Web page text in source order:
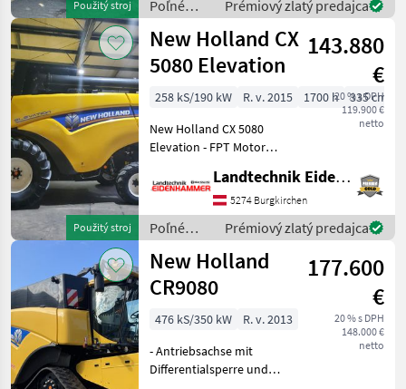
Použitý stroj
Höchstgeschwindigkeit
(km/h): 30; Art des
Dreschsyst
Poľné
zberové
stroje /
New
Holland
Prémiový zlatý predajca
Použitý stroj
New Holland CX
5080 Elevation
143.880
€
20 % s DPH
119.900 €
netto
258 kS/190 kW R. v. 2015 1700 h
335 cm
New Holland CX 5080
Elevation - FPT Motor
Schüttlermaschine -
Zentrifugalabscheider - 4
Trommeln - Hangausgleich
- Spreuvereiteiler - e
Landtechnik Eidenhammer GmbH
5274 Burgkirchen
Poľné
zberové
stroje /
New
Holland
Prémiový zlatý predajca
New Holland
CR9080
177.600
€
20 % s DPH
148.000 €
netto
476 kS/350 kW
R. v. 2013
- Antriebsachse mit
Differentialsperre und